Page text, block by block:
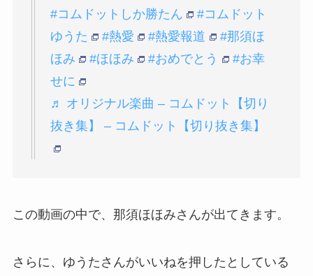
#コムドットしか勝たん
#コムドット
ゆうた
#熱愛 #熱愛報道
#那須ほ
ほみ
#ほほみ #おめでとう
#お幸
せに
♬ オリジナル楽曲 – コムドット【切り
抜き集】 – コムドット【切り抜き集】
この動画の中で、那須ほほみさんが出てきます。
さらに、ゆうたさんがいいねを押したとしている